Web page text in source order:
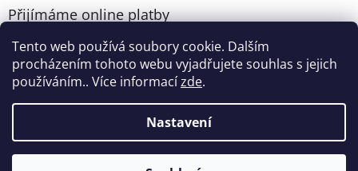
Tento web používá soubory cookie. Dalším
procházením tohoto webu vyjadřujete souhlas s jejich
používáním.. Více informacízde.
Nastavení
Přijímáme online platby
Vytvořil Shoptet